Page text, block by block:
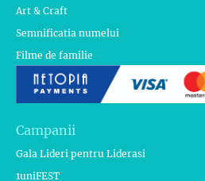
Art & Craft
Semnificatia numelui
Filme de familie
Campanii
Gala Lideri pentru Liderasi
1uniFEST